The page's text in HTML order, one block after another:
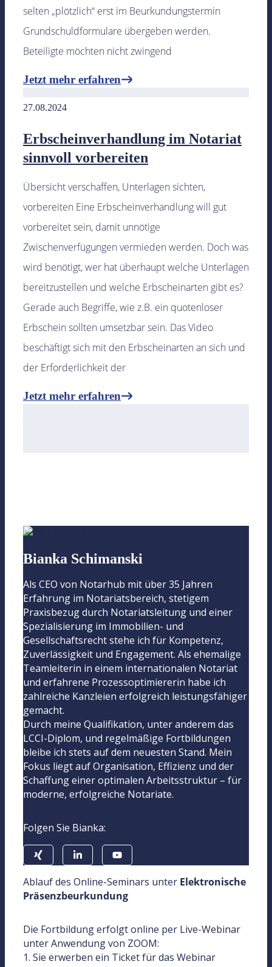
selten „plötzlich“ erst im Beurkundungstermin
Grundschuldformulare übergeben werden.
Beteiligte möchten nicht zwingend
Jetzt mehr erfahren
27.08.2024
Erbscheinverhandlung im Notariat
sinnvoll vorbereiten
Übersicht verschaffen, Unterlagen sichten,
vorbereiten Eine Erbscheinverhandlung will gut
vorbereitet sein, damit unnötige
Zwischenverfügungen vermieden werden. Doch was
wird benötigt, wer hat überhaupt welche Unterlagen
bereitzustellen und welche Erbscheinarten gibt es?
Gerade auch Begriffe, wie z.B. ein quotenloser
Erbschein sollten umsetzbar sein. Das Video
beschäftigt sich mit den Erbscheinarten an sich und
der Erforderlichkeit der
Jetzt mehr erfahren
Bianka Schimanski
Als CEO von Notarhub mit über 35 Jahren
Erfahrung im Notariatsbereich, stetigem
Praxisbezug durch Notariatsleitung und einer
Spezialisierung im Immobilien- und
Gesellschaftsrecht stehe ich für Kompetenz,
Zuverlässigkeit und Engagement. Als ehemalige
Teamleiterin in einem internationalen Notariat
und erfahrene Prozessoptimiererin habe ich
zahlreiche Kanzleien erfolgreich leistungsfähiger
gemacht.
Durch meine Qualifikation, unter anderem das
LCCI-Diplom, und regelmäßige Fortbildungen
bleibe ich stets auf dem neuesten Stand. Mein
Fokus liegt auf Organisation, Effizienz und der
Schaffung einer optimalen Arbeitsstruktur – für
moderne, erfolgreiche Notariate.
Folgen Sie Bianka:
Ablauf des Online-Seminars unter Elektronische
Präsenzbeurkundung
Die Fortbildung erfolgt online per Live-Webinar
unter Anwendung von ZOOM:
1. Sie erwerben ein Ticket für das Webinar